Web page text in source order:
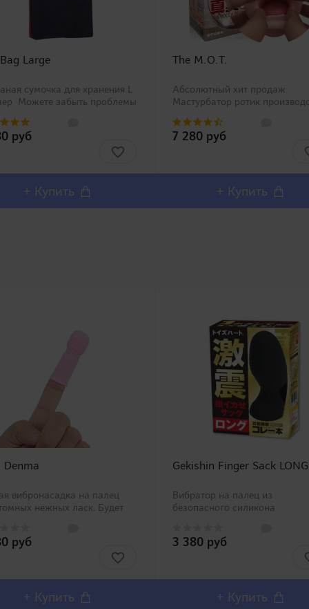
Large
сумочка для хранения L
Можете забыть проблемы
сумочками Toy Bag
размеров от компании
руб
+ Купить
The M.O.T.
Абсолютный хит продаж.
Мастурбатор ротик
ассортименте. Любители
орального секса должны
довольны столь
воспроизв..
7 280 руб
+ Купить
Denma
вибронасадка на палец
нежных ласк. Будет
им соски, клитор,
во влагалище - он сделан
руб
+ Купить
Gekishin Finger Sack LONG
Вибратор на палец из
безопасного силикона
одиночных играх. Батарейки
3 380 руб
+ Купить